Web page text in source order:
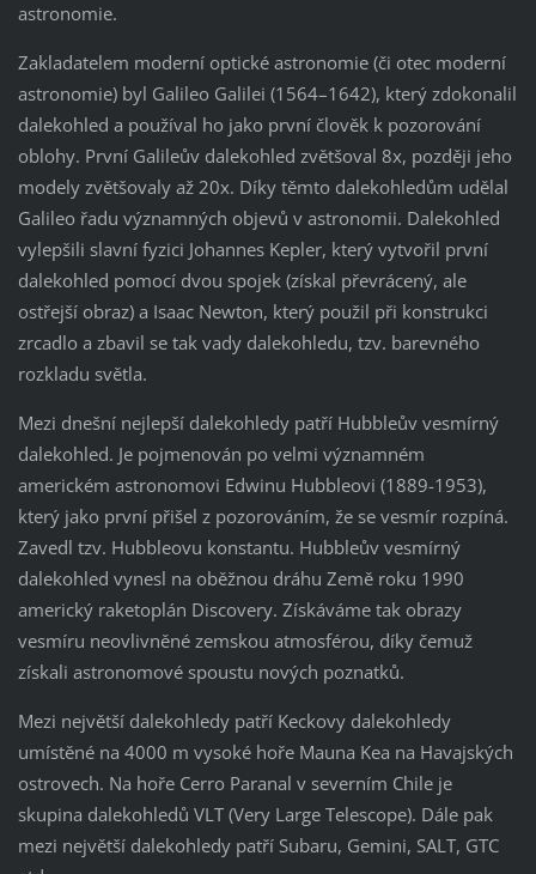
astronomie.
Zakladatelem moderní optické astronomie (či otec moderní
astronomie) byl Galileo Galilei (1564–1642), který zdokonalil
dalekohled a používal ho jako první člověk k pozorování
oblohy. První Galileův dalekohled zvětšoval 8x, později jeho
modely zvětšovaly až 20x. Díky těmto dalekohledům udělal
Galileo řadu významných objevů v astronomii. Dalekohled
vylepšili slavní fyzici Johannes Kepler, který vytvořil první
dalekohled pomocí dvou spojek (získal převrácený, ale
ostřejší obraz) a Isaac Newton, který použil při konstrukci
zrcadlo a zbavil se tak vady dalekohledu, tzv. barevného
rozkladu světla.
Mezi dnešní nejlepší dalekohledy patří Hubbleův vesmírný
dalekohled. Je pojmenován po velmi významném
americkém astronomovi Edwinu Hubbleovi (1889-1953),
který jako první přišel z pozorováním, že se vesmír rozpíná.
Zavedl tzv. Hubbleovu konstantu. Hubbleův vesmírný
dalekohled vynesl na oběžnou dráhu Země roku 1990
americký raketoplán Discovery. Získáváme tak obrazy
vesmíru neovlivněné zemskou atmosférou, díky čemuž
získali astronomové spoustu nových poznatků.
Mezi největší dalekohledy patří Keckovy dalekohledy
umístěné na 4000 m vysoké hoře Mauna Kea na Havajských
ostrovech. Na hoře Cerro Paranal v severním Chile je
skupina dalekohledů VLT (Very Large Telescope). Dále pak
mezi největší dalekohledy patří Subaru, Gemini, SALT, GTC